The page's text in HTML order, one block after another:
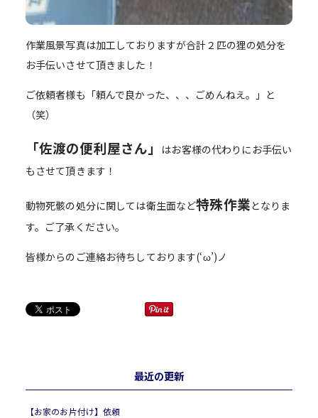
作業風景写真は加工しておりますが合計２匹の狸の処分を
お手伝いさせて頂きました！
ご依頼者様も「頼んで良かった、、、ごめんねえ。」と
（笑）
「佐渡の便利屋さん」
はお客様の代わりにお手伝い
もさせて頂きます！
動物死骸の処分に関しては衛生面など特殊作業となりま
す。ご了承ください。
皆様からのご連絡お待ちしております(‘ω’)ノ
最近の更新
【お家のお片付け】依頼